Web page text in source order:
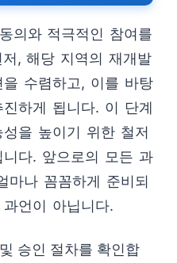
의와 적극적인 참여를
, 해당 지역의 재개발
수렴하고, 이를 바탕
하게 됩니다. 이 단계
을 높이기 위한 철저
다. 앞으로의 모든 과
마나 꼼꼼하게 준비되
언이 아닙니다.
승인 절차를 확인합